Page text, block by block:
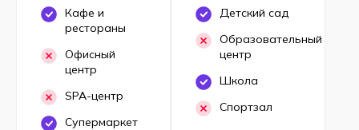
Кафе и
рестораны
Офисный
центр
SPA-центр
Супермаркет
Детский сад
Образовательный
центр
Школа
Спортзал